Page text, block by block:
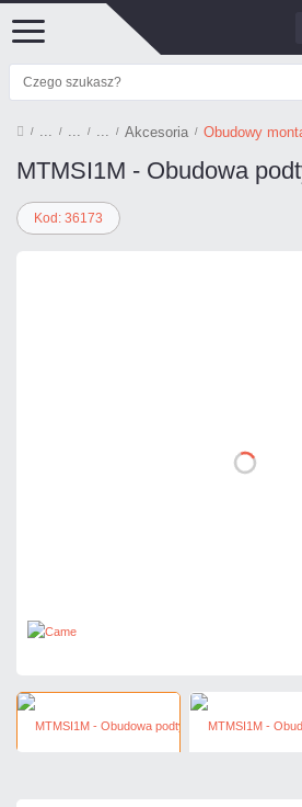
Akcesoria Obudowy
MTMSI1M - Obudowa
Kod: 36173